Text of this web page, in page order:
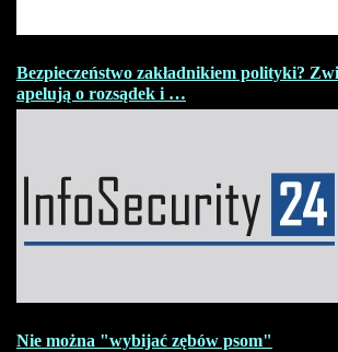
Bezpieczeństwo zakładnikiem polityki?
apelują o rozsądek i …
Nie można "wybijać zębów psom"